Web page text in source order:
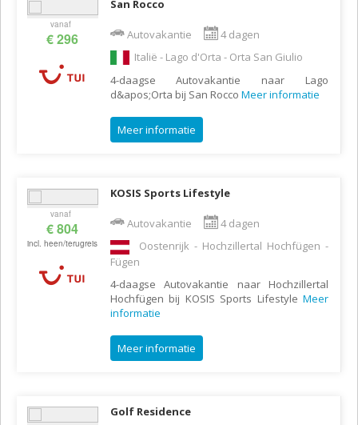
vanaf
€ 296
San Rocco
Autovakantie
4 dagen
Italië - Lago d'Orta - Orta San Giulio
4-daagse Autovakantie naar Lago
d&apos;Orta bij San Rocco Meer informatie
Meer informatie
vanaf
€ 804
incl. heen/terugreis
KOSIS Sports Lifestyle
Autovakantie
4 dagen
Oostenrijk - Hochzillertal Hochfügen -
Fügen
4-daagse Autovakantie naar Hochzillertal
Hochfügen bij KOSIS Sports Lifestyle Meer
informatie
Meer informatie
Golf Residence